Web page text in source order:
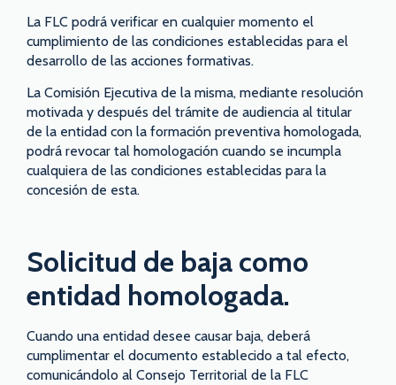
La FLC podrá verificar en cualquier momento el
cumplimiento de las condiciones establecidas para el
desarrollo de las acciones formativas.
La Comisión Ejecutiva de la misma, mediante resolución
motivada y después del trámite de audiencia al titular
de la entidad con la formación preventiva homologada,
podrá revocar tal homologación cuando se incumpla
cualquiera de las condiciones establecidas para la
concesión de esta.
Solicitud de baja como
entidad homologada.
Cuando una entidad desee causar baja, deberá
cumplimentar el documento establecido a tal efecto,
comunicándolo al Consejo Territorial de la FLC